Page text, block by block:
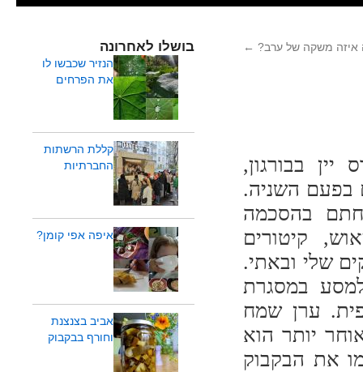
משקה של ערב? ←
בבורגון,
בפעם השניה.
בהסכמה
קיטורים
שלי ובאתי.
במסגרת
ערן שמח
יותר הוא
את הבקבוק
בושלו לאחרונה
הנזיר שכבשו לו
את הפרחים
קללת הרשתות
החברתיות
איפה אפי קומן?
אביב בצנצנת
וחורף בבקבוק